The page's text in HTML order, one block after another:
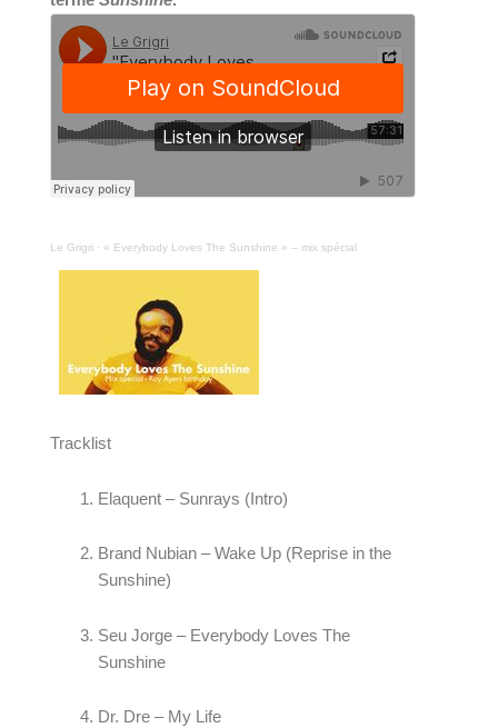
Le Grigri· « Everybody Loves The Sunshine » – mix spécial
Tracklist
Elaquent – Sunrays (Intro)
Brand Nubian – Wake Up (Reprise in the
Sunshine)
Seu Jorge – Everybody Loves The
Sunshine
Dr. Dre – My Life